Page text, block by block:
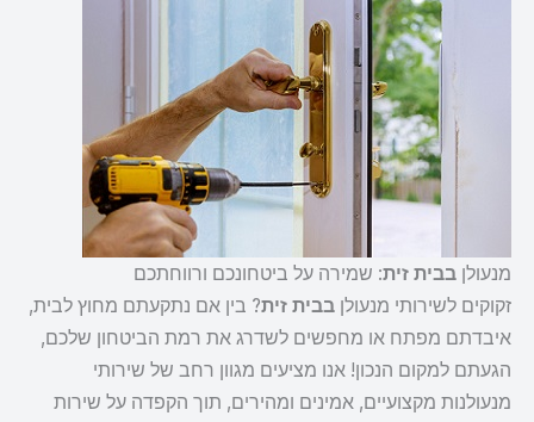
מנעולן בבית זית: שמירה על ביטחונכם ורווחתכם
זקוקים לשירותי מנעולן בבית זית? בין אם נתקעתם מחוץ לבית,
איבדתם מפתח או מחפשים לשדרג את רמת הביטחון שלכם,
הגעתם למקום הנכון! אנו מציעים מגוון רחב של שירותי
מנעולנות מקצועיים, אמינים ומהירים, תוך הקפדה על שירות